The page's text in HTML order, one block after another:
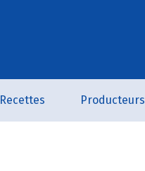
Recettes Producteurs